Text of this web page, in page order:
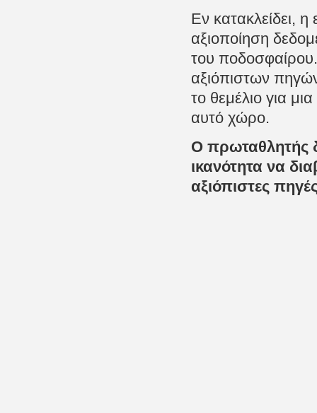
Εν κατακλείδει, η
αξιοποίηση
του
αξιόπιστων
το θεμέλιο για
αυτό χώρο.
Ο πρωταθλητής
ικανότητα να
αξιόπιστες